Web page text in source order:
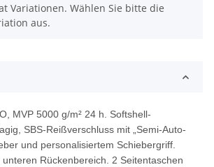
Variationen. Wählen Sie bitte die
aus.
MVP 5000 g/m² 24 h. Softshell-
SBS-Reißverschluss mit „Semi-Auto-
und personalisiertem Schiebergriff.
Rückenbereich. 2 Seitentaschen